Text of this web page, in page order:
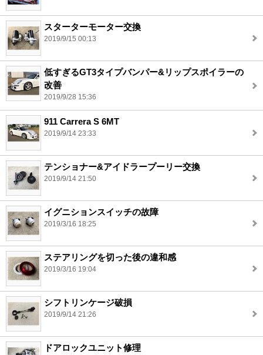
スターターモーター交換
2019/9/15 00:13
低すぎるGT3タイプバンパー&リップスポイラーの
改善
2019/9/28 15:36
911 Carrera S 6MT
2019/9/14 23:33
テンショナー&アイドラープーリー交換
2019/9/14 21:50
イグニションスイッチの故障
2019/3/16 18:25
ステアリングを切った後の違和感
2019/3/16 19:04
シフトリンケージ破損
2019/9/14 21:26
ドアロックユニット修理